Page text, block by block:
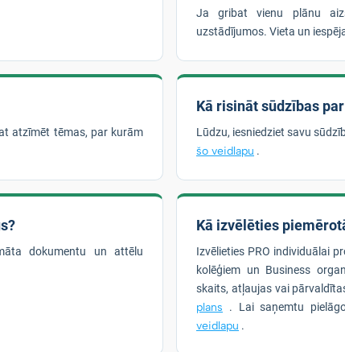
Ja gribat vienu plānu
uzstādījumos. Vieta un
atzīmēt tēmas, par kurām
Kā risināt sūdzības
Lūdzu, iesniedziet savu
šo veidlapu .
dokumentu un attēlu
Kā izvēlēties
Izvēlieties PRO individuālai
kolēģiem un Business
skaits, atļaujas vai
plans . Lai saņemtu
veidlapu .